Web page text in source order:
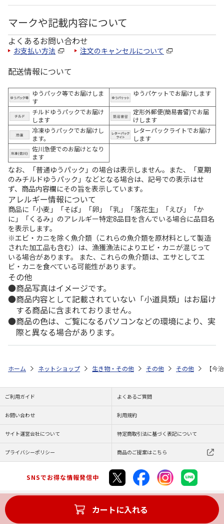
マークや記載内容について
よくあるお問い合わせ
お支払い方法 注文のキャンセルについて
配送情報について
ゆうパック等でお届けしま
す
ゆうパケットでお届けします
チルドゆうパックでお届け
します
定形外郵便(簡易書留)でお届
けします
冷凍ゆうパックでお届けし
ます。
レターパックライトでお届け
します
佐川急便でのお届けとなり
ます
なお、「普通ゆうパック」の場合は表示しません。また、「夏期
のみチルドゆうパック」などとなる場合は、記号での表示はせ
ず、商品内容欄にその旨を表示しています。
アレルギー情報について
商品に「小麦」「そば」「卵」「乳」「落花生」「えび」「か
に」「くるみ」のアレルギー特定8品目を含んでいる場合に品目名
を表示します。
※エビ・カニを除く魚介類（これらの魚介類を原材料として製造
された加工品も含む）は、漁獲漁法によりエビ・カニが混じって
いる場合があります。 また、これらの魚介類は、エサとしてエ
ビ・カニを食べている可能性があります。
その他
商品写真はイメージです。
商品内容として記載されていない「小道具類」はお届け
する商品に含まれておりません。
商品の色は、ご覧になるパソコンなどの環境により、実
際と異なる場合があります。
カートに入れる
ホーム ネットショップ 生き物・その他 その他 その他 【今
ご利用ガイド よくあるご質問
お問い合わせ 利用規約
サイト運営会社について 特定商取引法に基づく表記について
プライバシーポリシー 商品のご提案はこちら
SNSでお得な情報発信中